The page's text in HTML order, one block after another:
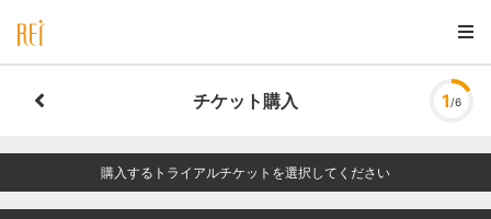
チケット購入 1 /6
購入するトライアルチケットを選択してください